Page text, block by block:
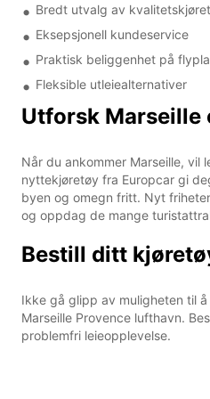
Bredt utvalg av
Eksepsjonell kundeservice
Praktisk beliggenhet på
Fleksible utleiealternativer
Utforsk Marseille
Når du ankommer Marseille, vil
nyttekjøretøy fra Europcar gi
byen og omegn fritt. Nyt
og oppdag de mange
Bestill ditt
Ikke gå glipp av muligheten til
Marseille Provence lufthavn.
problemfri leieopplevelse.